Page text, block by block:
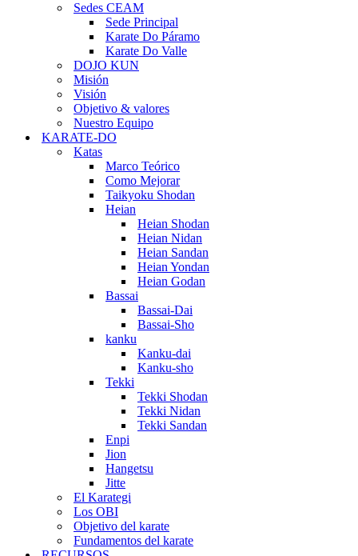
Sedes CEAM
Sede Principal
Karate Do Páramo
Karate Do Valle
DOJO KUN
Misión
Visión
Objetivo & valores
Nuestro Equipo
KARATE-DO
Katas
Marco Teórico
Como Mejorar
Taikyoku Shodan
Heian
Heian Shodan
Heian Nidan
Heian Sandan
Heian Yondan
Heian Godan
Bassai
Bassai-Dai
Bassai-Sho
kanku
Kanku-dai
Kanku-sho
Tekki
Tekki Shodan
Tekki Nidan
Tekki Sandan
Enpi
Jion
Hangetsu
Jitte
El Karategi
Los OBI
Objetivo del karate
Fundamentos del karate